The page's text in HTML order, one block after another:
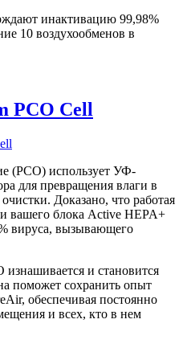
инактивацию 99,98%
10 воздухообменов в
PCO Cell
(PCO) использует УФ-
для превращения влаги в
Доказано, что работая
вашего блока Active HEPA+
вируса, вызывающего
и становится
поможет сохранить опыт
обеспечивая постоянно
и всех, кто в нем